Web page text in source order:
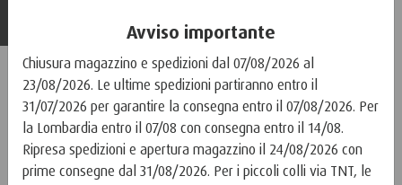
Avviso importante
Chiusura magazzino e spedizioni dal 07/08/2026 al
23/08/2026. Le ultime spedizioni partiranno entro il
31/07/2026 per garantire la consegna entro il 07/08/2026. Per
la Lombardia entro il 07/08 con consegna entro il 14/08.
Ripresa spedizioni e apertura magazzino il 24/08/2026 con
prime consegne dal 31/08/2026. Per i piccoli colli via TNT, le